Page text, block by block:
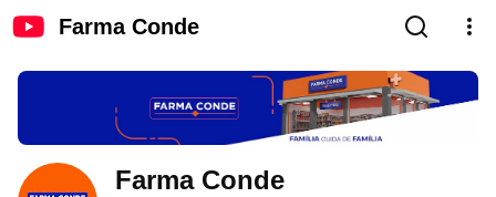
Farma Conde
Farma Conde